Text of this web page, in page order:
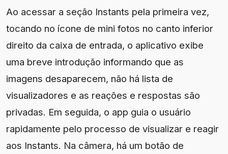
Ao acessar a seção Instants pela primeira vez,
tocando no ícone de mini fotos no canto inferior
direito da caixa de entrada, o aplicativo exibe
uma breve introdução informando que as
imagens desaparecem, não há lista de
visualizadores e as reações e respostas são
privadas. Em seguida, o app guia o usuário
rapidamente pelo processo de visualizar e reagir
aos Instants. Na câmera, há um botão de